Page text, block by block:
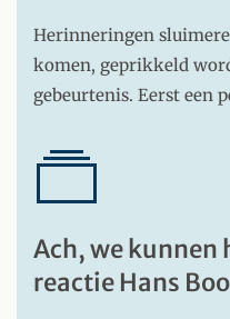
Herinneringen
komen, geprikkeld
gebeurtenis. Eerst een
Ach, we kunnen
reactie Hans